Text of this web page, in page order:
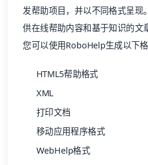
发帮助项目，并以不同格式呈
供在线帮助内容和基于知识的文
您可以使用RoboHelp生成以下
HTML5帮助格式
XML
打印文档
移动应用程序格式
WebHelp格式